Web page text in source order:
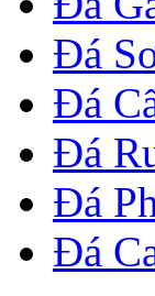
Đá
Đá
Đá
Đá
Đá